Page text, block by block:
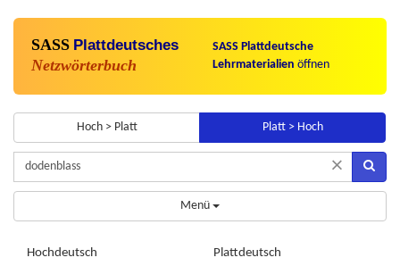
SASS Plattdeutsches
Netzwörterbuch
SASS Plattdeutsche
Lehrmaterialien öffnen
Hoch > Platt Platt > Hoch
×
Menü
Hochdeutsch Plattdeutsch